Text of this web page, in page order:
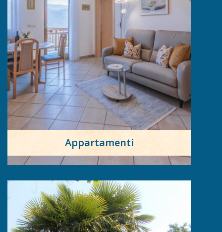
Appartamenti